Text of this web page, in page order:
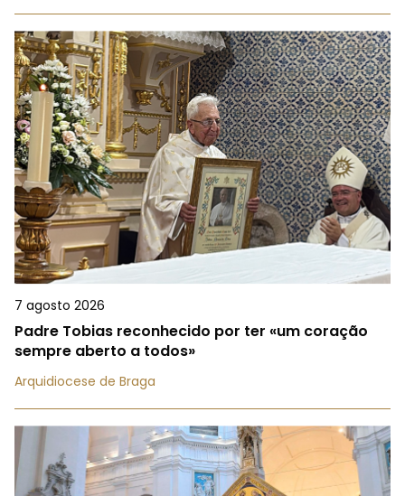
7 agosto 2026
Padre Tobias reconhecido por ter «um coração
sempre aberto a todos»
Arquidiocese de Braga